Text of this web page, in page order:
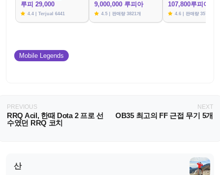
루피 29,000
4.4 | Terjual 6441
9,000,000 루피아
4.5 | 판매량 3821개
107,800루피아
4.6 | 판매량 3576개
Mobile Legends
PREVIOUS
RRQ Acil, 한때 Dota 2 프로 선
수였던 RRQ 코치
NEXT
OB35 최고의 FF 근접 무기 5개
산